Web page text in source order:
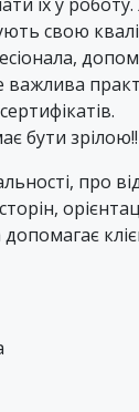
свою
бути зрілою!!
про